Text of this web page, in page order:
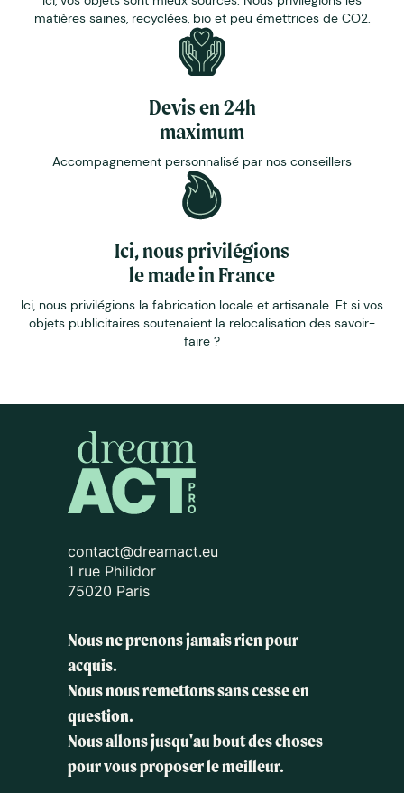
matières saines, recyclées, bio et peu émettrices de CO2.
Devis en 24h
maximum
Accompagnement personnalisé par nos conseillers
Ici, nous privilégions
le made in France
Ici, nous privilégions la fabrication locale et artisanale. Et si vos
objets publicitaires soutenaient la relocalisation des savoir-
faire ?
contact@dreamact.eu
1 rue Philidor
75020 Paris
Nous ne prenons jamais rien pour
acquis.
Nous nous remettons sans cesse en
question.
Nous allons jusqu'au bout des choses
pour vous proposer le meilleur.